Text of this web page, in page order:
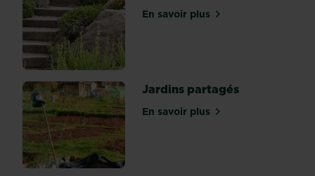
En savoir plussur Un jardin en pente
Jardins partagés
En savoir plussur Jardins partagés